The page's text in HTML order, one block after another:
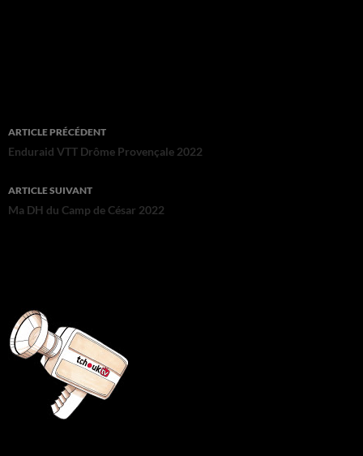
Navigation
des
articles
ARTICLE PRÉCÉDENT
Enduraid VTT Drôme Provençale 2022
ARTICLE SUIVANT
Ma DH du Camp de César 2022